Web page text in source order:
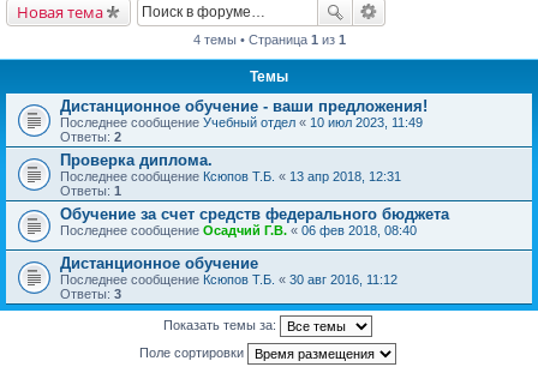
Новая тема
4 темы • Страница 1 из 1
Темы
Дистанционное обучение - ваши предложения!
Последнее сообщение Учебный отдел « 10 июл 2023, 11:49
Ответы: 2
Проверка диплома.
Последнее сообщение Ксюпов Т.Б. « 13 апр 2018, 12:31
Ответы: 1
Обучение за счет средств федерального бюджета
Последнее сообщение Осадчий Г.В. « 06 фев 2018, 08:40
Дистанционное обучение
Последнее сообщение Ксюпов Т.Б. « 30 авг 2016, 11:12
Ответы: 3
Показать темы за:
Поле сортировки